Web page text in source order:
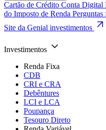
Cartão de Crédito Conta Digital
do Imposto de Renda Perguntas
Site da Genial investimentos
Investimentos
Renda Fixa
CDB
CRI e CRA
Debêntures
LCI e LCA
Poupança
Tesouro Direto